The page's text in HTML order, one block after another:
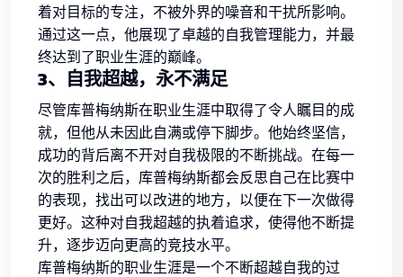
着对目标的专注，不被外界的噪音和干扰所影响。
通过这一点，他展现了卓越的自我管理能力，并最
终达到了职业生涯的巅峰。
3、自我超越，永不满足
尽管库普梅纳斯在职业生涯中取得了令人瞩目的成
就，但他从未因此自满或停下脚步。他始终坚信，
成功的背后离不开对自我极限的不断挑战。在每一
次的胜利之后，库普梅纳斯都会反思自己在比赛中
的表现，找出可以改进的地方，以便在下一次做得
更好。这种对自我超越的执着追求，使得他不断提
升，逐步迈向更高的竞技水平。
库普梅纳斯的职业生涯是一个不断超越自我的过